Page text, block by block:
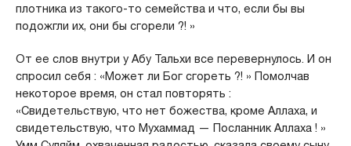
плотника из такого-то семейства и что, если бы вы
подожгли их, они бы сгорели ?! »
От ее слов внутри у Абу Тальхи все перевернулось. И он
спросил себя : «Может ли Бог сгореть ?! » Помолчав
некоторое время, он стал повторять :
«Свидетельствую, что нет божества, кроме Аллаха, и
свидетельствую, что Мухаммад — Посланник Аллаха ! »